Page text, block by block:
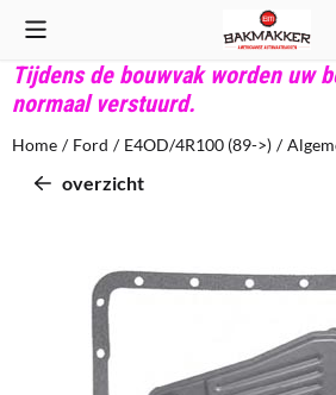
Cookievoorkeuren zijn beschikbaar.
Tijdens de bouwvak worden uw
normaal verstuurd.
Home / Ford / E4OD/4R100 (89->) /
overzicht